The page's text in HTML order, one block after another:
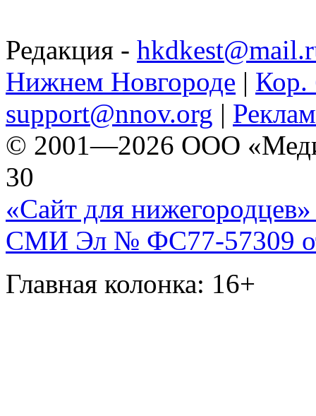
Редакция -
Нижнем Новгороде | Кор.
support@nnov.org |
© 2001—2026 ООО
30
«Сайт для нижегородцев»
СМИ Эл № ФС77-57309
Главная колонка: 16+